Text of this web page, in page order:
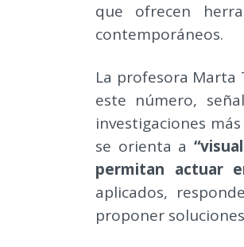
que ofrecen
contemporáneos.
La profesora Marta
este número,
investigaciones
se orienta a
permitan actuar
aplicados,
proponer